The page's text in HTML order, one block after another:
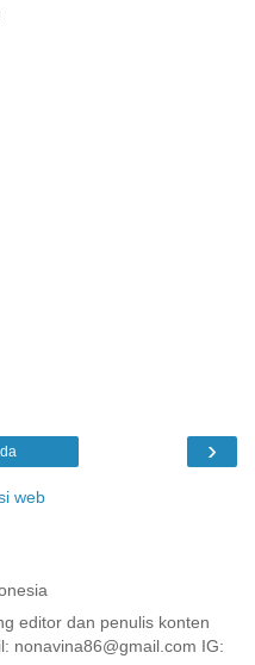
›
web
editor dan penulis konten
nonavina86@gmail.com IG: